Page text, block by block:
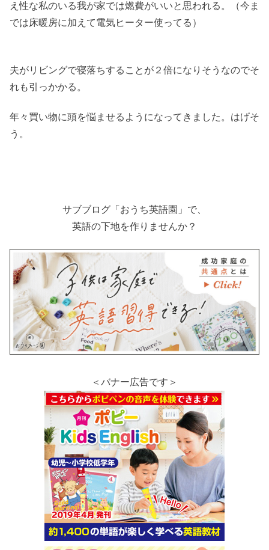
え性な私のいる我が家では燃費がいいと思われる。（今ま
では床暖房に加えて電気ヒーター使ってる）
夫がリビングで寝落ちすることが２倍になりそうなのでそ
れも引っかかる。
年々買い物に頭を悩ませるようになってきました。はげそ
う。
サブブログ「おうち英語園」で、
英語の下地を作りませんか？
＜バナー広告です＞